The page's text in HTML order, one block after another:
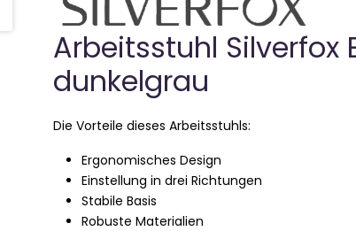
Arbeitsstuhl Silverfox
dunkelgrau
Die Vorteile dieses Arbeitsstuhls:
Ergonomisches Design
Einstellung in drei Richtungen
Stabile Basis
Robuste Materialien